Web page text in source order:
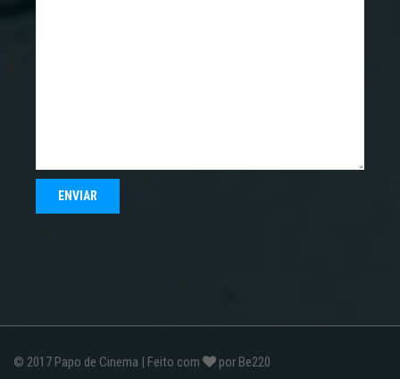
© 2017 Papo de Cinema | Feito com por Be220